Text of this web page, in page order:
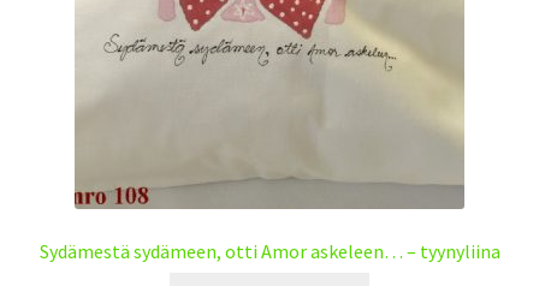
Sydämestä sydämeen, otti Amor askeleen… – tyynyliina